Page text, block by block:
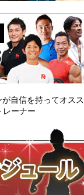
自信を持ってオスス
レーナー